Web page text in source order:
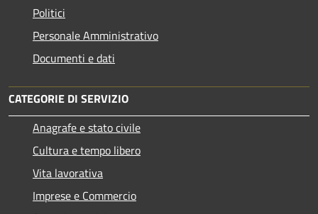
Politici
Personale Amministrativo
Documenti e dati
CATEGORIE DI SERVIZIO
Anagrafe e stato civile
Cultura e tempo libero
Vita lavorativa
Imprese e Commercio